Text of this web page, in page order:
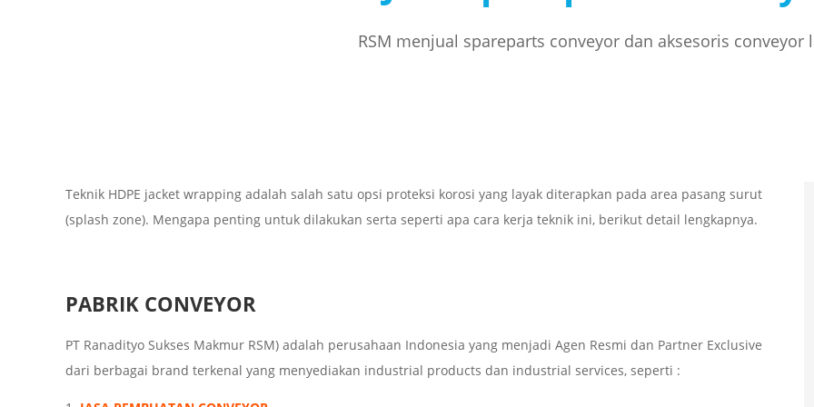
RSM menjual spareparts conveyor dan aksesoris conveyor
Teknik HDPE jacket wrapping adalah salah satu opsi proteksi korosi yang layak diterapkan pada area pasang surut
(splash zone). Mengapa penting untuk dilakukan serta seperti apa cara kerja teknik ini, berikut detail lengkapnya.
PABRIK CONVEYOR
PT Ranadityo Sukses Makmur RSM) adalah perusahaan Indonesia yang menjadi Agen Resmi dan Partner Exclusive
dari berbagai brand terkenal yang menyediakan industrial products dan industrial services, seperti :